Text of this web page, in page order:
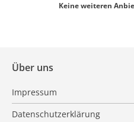
Keine weiteren
Über uns
Impressum
Datenschutzerklärung